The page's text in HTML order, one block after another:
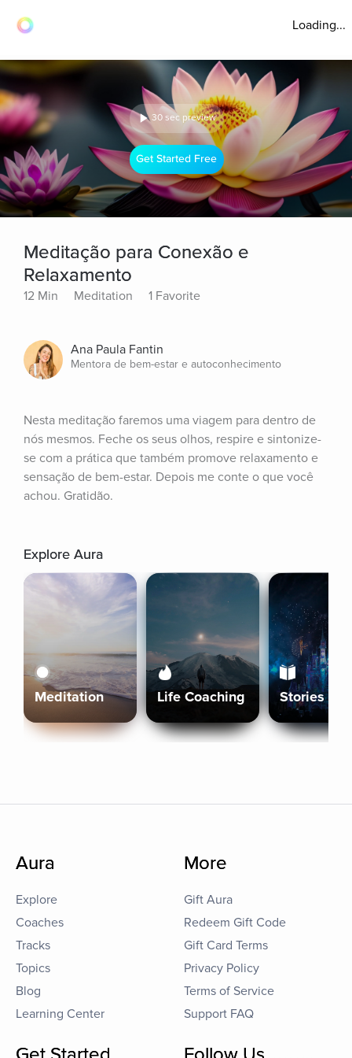
Loading...
30 sec preview
Get Started Free
Meditação para Conexão e
Relaxamento
12 Min Meditation 1 Favorite
Ana Paula Fantin
Mentora de bem-estar e autoconhecimento
Nesta meditação faremos uma viagem para dentro de
nós mesmos. Feche os seus olhos, respire e sintonize-
se com a prática que também promove relaxamento e
sensação de bem-estar. Depois me conte o que você
achou. Gratidão.
Explore Aura
Meditation Life Coaching Stories
Aura
Explore
Coaches
Tracks
Topics
Blog
Learning Center
More
Gift Aura
Redeem Gift Code
Gift Card Terms
Privacy Policy
Terms of Service
Support FAQ